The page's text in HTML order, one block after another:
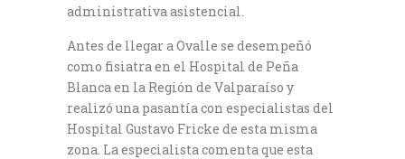
administrativa asistencial.
Antes de llegar a Ovalle se desempeñó
como fisiatra en el Hospital de Peña
Blanca en la Región de Valparaíso y
realizó una pasantía con especialistas del
Hospital Gustavo Fricke de esta misma
zona. La especialista comenta que esta